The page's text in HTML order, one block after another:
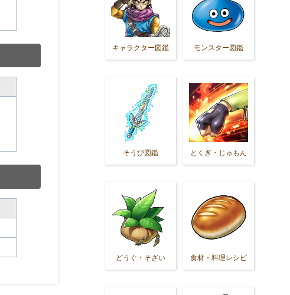
キャラクター図鑑 モンスター図鑑
そうび図鑑 とくぎ・じゅもん
どうぐ・そざい 食材・料理レシピ